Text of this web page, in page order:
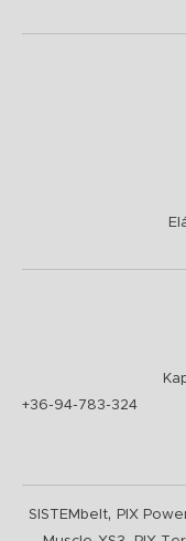
+36-94-783-324
SISTEMbelt, PIX